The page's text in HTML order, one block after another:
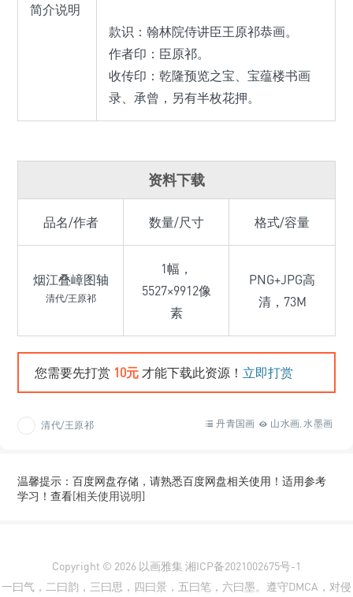
简介说明
款识：翰林院侍讲臣王原祁恭画。
作者印：臣原祁。
收传印：乾隆预览之宝、宝蕴楼书画
录、承曾，另有半枚花押。
资料下载
品名/作者 数量/尺寸 格式/容量
烟江叠嶂图轴
清代/王原祁
1幅，
5527×9912像
素
PNG+JPG高
清，73M
您需要先打赏 10元 才能下载此资源！ 立即打赏
清代/王原祁 山水画,水墨画
丹青国画
温馨提示：百度网盘存储，请熟悉百度网盘相关使用！适用参考
学习！查看[相关使用说明]
Copyright © 2026 以画雅集 湘ICP备2021002675号-1
一曰气，二曰韵，三曰思，四曰景，五曰笔，六曰墨。遵守DMCA，对侵